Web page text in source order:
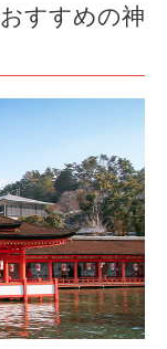
すすめの神